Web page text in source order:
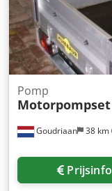
Goudriaan 38 km
Pomp
Motorpompset
Prijsinfo